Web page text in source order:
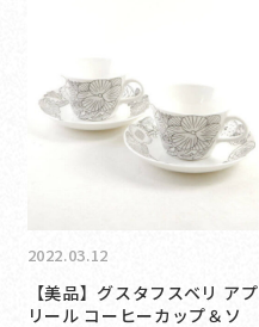
2022.03.12
【美品】グスタフスベリ アプ
リール コーヒーカップ＆ソ